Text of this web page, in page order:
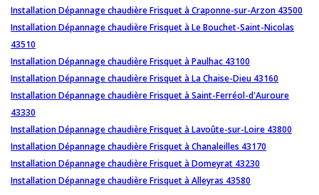
Installation Dépannage chaudière Frisquet à Craponne-sur-Arzon 43500
Installation Dépannage chaudière Frisquet à Le Bouchet-Saint-Nicolas
43510
Installation Dépannage chaudière Frisquet à Paulhac 43100
Installation Dépannage chaudière Frisquet à La Chaise-Dieu 43160
Installation Dépannage chaudière Frisquet à Saint-Ferréol-d'Auroure
43330
Installation Dépannage chaudière Frisquet à Lavoûte-sur-Loire 43800
Installation Dépannage chaudière Frisquet à Chanaleilles 43170
Installation Dépannage chaudière Frisquet à Domeyrat 43230
Installation Dépannage chaudière Frisquet à Alleyras 43580